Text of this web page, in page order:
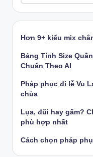
Hơn 9+ kiểu mix
Bảng Tính Size
Chuẩn Theo AI
Pháp phục đi lễ Vu
chùa
Lụa, đũi hay gấm?
phù hợp nhất
Cách chọn pháp